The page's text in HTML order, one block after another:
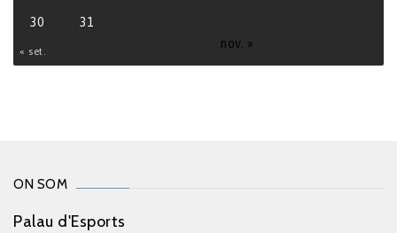
« set.
nov. »
30 31
ON SOM
Palau d'Esports